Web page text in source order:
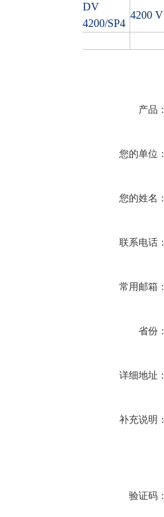
DV
4200/SP4
4200 V
产品：
您的单位：
您的姓名：
联系电话：
常用邮箱：
省份：
详细地址：
补充说明：
验证码：